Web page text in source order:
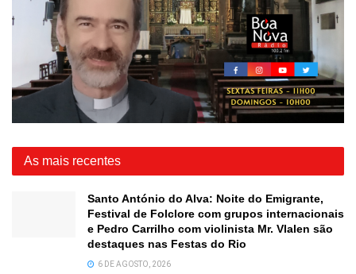
As mais recentes
Santo António do Alva: Noite do Emigrante,
Festival de Folclore com grupos internacionais
e Pedro Carrilho com violinista Mr. Vlalen são
destaques nas Festas do Rio
6 DE AGOSTO, 2026